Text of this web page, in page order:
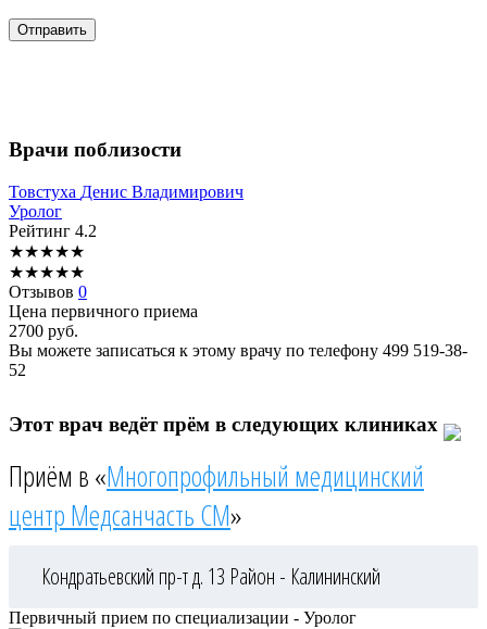
Врачи поблизости
Товстуха Денис Владимирович
Уролог
Рейтинг 4.2
★★★★★
★★★★★
Отзывов 0
Цена первичного приема
2700 руб.
Вы можете записаться к этому врачу по телефону 499 519-38-
52
Этот врач ведёт прём в следующих клиниках
Приём в «Многопрофильный медицинский
центр Медсанчасть СМ»
Кондратьевский пр-т д. 13 Район - Калининский
Первичный прием по специализации - Уролог